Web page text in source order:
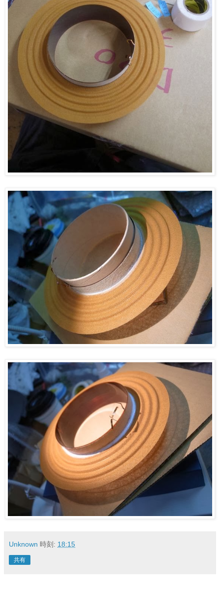
Unknown 時刻: 18:15
共有